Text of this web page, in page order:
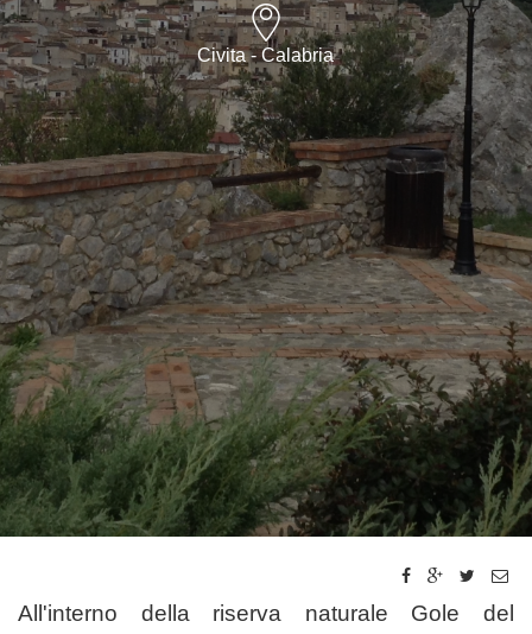
Civita - Calabria
All'interno della riserva naturale Gole del